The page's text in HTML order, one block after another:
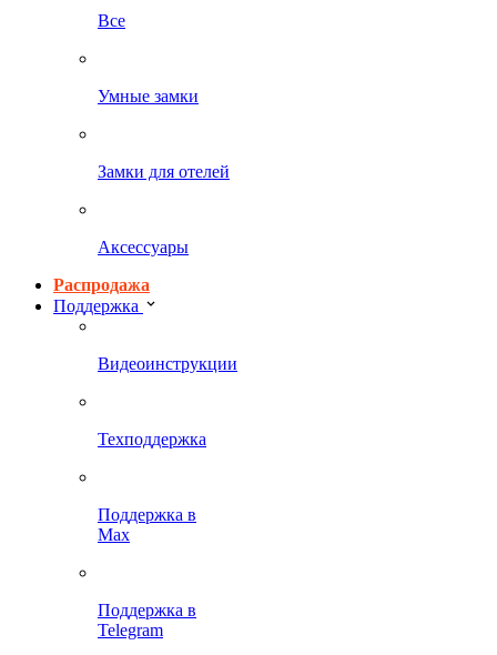
Все
Умные замки
Замки для отелей
Аксессуары
Распродажа
Поддержка
Видеоинструкции
Техподдержка
Поддержка в
Max
Поддержка в
Telegram